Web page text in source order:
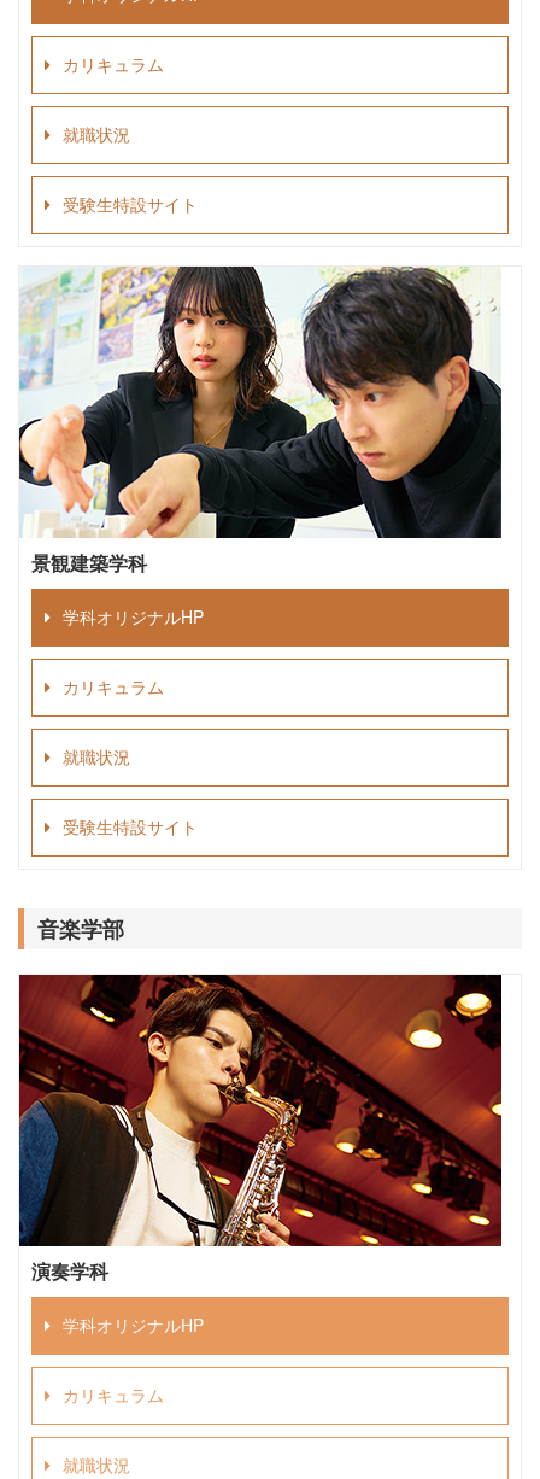
カリキュラム
就職状況
受験生特設サイト
景観建築学科
学科オリジナルHP
カリキュラム
就職状況
受験生特設サイト
音楽学部
演奏学科
学科オリジナルHP
カリキュラム
就職状況